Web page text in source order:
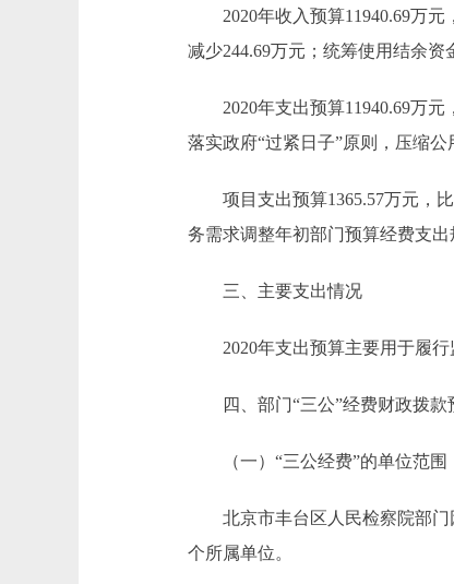
2020年收入预算11940.69万元，
减少244.69万元；统筹使用结余资
2020年支出预算11940.69万元，
落实政府“过紧日子”原则，压缩公
项目支出预算1365.57万元，比
务需求调整年初部门预算经费支
三、主要支出情况
2020年支出预算主要用于履行
四、部门“三公”经费财政拨款
（一）“三公经费”的单位范围
北京市丰台区人民检察院部门
个所属单位。